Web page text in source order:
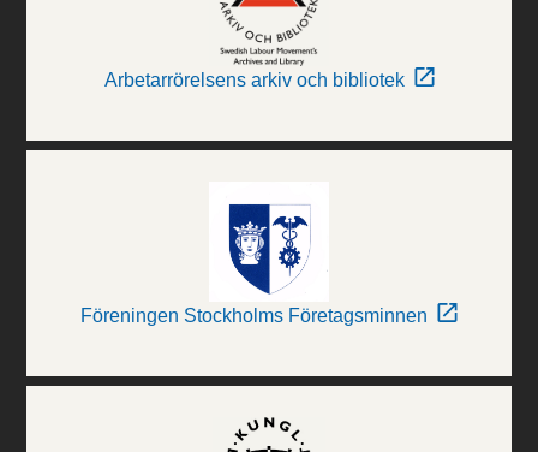
Arbetarrörelsens arkiv och bibliotek
Föreningen Stockholms Företagsminnen